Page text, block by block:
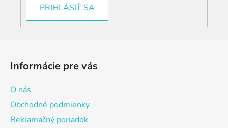
PRIHLÁSIŤ SA
Informácie pre vás
O nás
Obchodné podmienky
Reklamačný poriadok